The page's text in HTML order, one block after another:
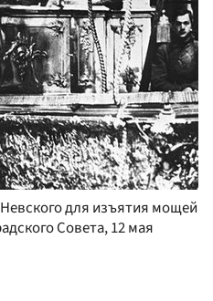
для изъятия мощей
Совета, 12 мая